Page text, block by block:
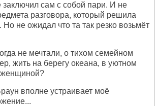
сам с собой пари. И не
разговора, который решила
не ожидал что та так резко возьмёт
не мечтали, о тихом семейном
жить на берегу океана, в уютном
вполне устраивает моё